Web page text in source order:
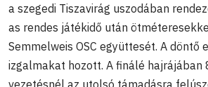
a szegedi Tiszavirág uszodában
as rendes játékidő után
Semmelweis OSC együttesét. A döntő
izgalmakat hozott. A finálé hajrájában
vezetésnél az utolsó támadásra